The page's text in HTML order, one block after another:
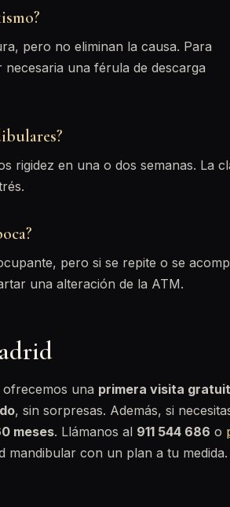
pero no eliminan la causa. Para
una férula de descarga
rigidez en una o dos semanas. La
pero si se repite o se
una alteración de la ATM.
ofrecemos una primera visita
, sin sorpresas. Además, si
meses. Llámanos al 911 544 686 o
mandibular con un plan a tu medida.